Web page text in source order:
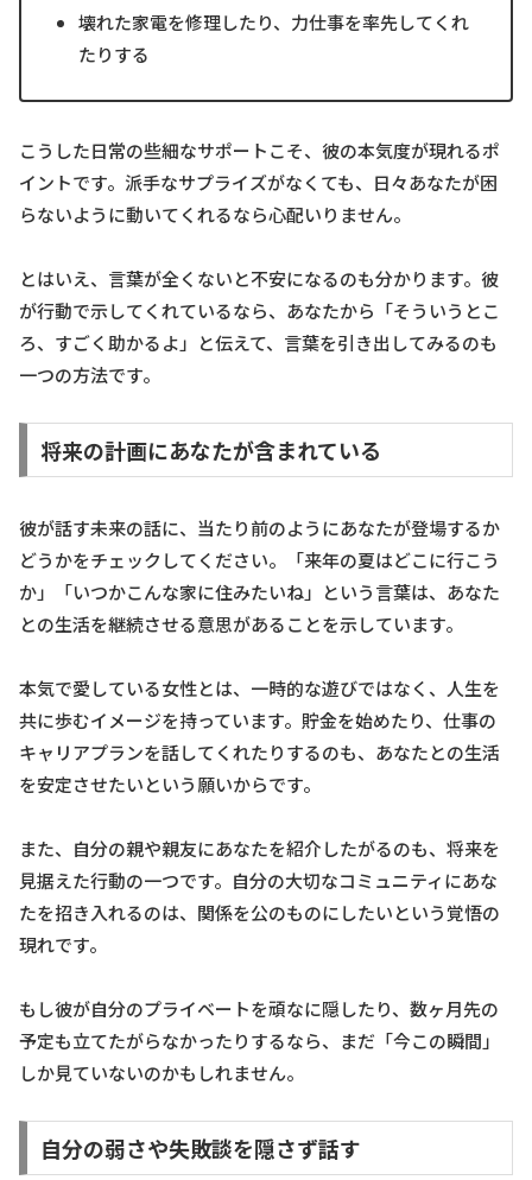
壊れた家電を修理したり、力仕事を率先してくれ
たりする
こうした日常の些細なサポートこそ、彼の本気度が現れるポ
イントです。派手なサプライズがなくても、日々あなたが困
らないように動いてくれるなら心配いりません。
とはいえ、言葉が全くないと不安になるのも分かります。彼
が行動で示してくれているなら、あなたから「そういうとこ
ろ、すごく助かるよ」と伝えて、言葉を引き出してみるのも
一つの方法です。
将来の計画にあなたが含まれている
彼が話す未来の話に、当たり前のようにあなたが登場するか
どうかをチェックしてください。「来年の夏はどこに行こう
か」「いつかこんな家に住みたいね」という言葉は、あなた
との生活を継続させる意思があることを示しています。
本気で愛している女性とは、一時的な遊びではなく、人生を
共に歩むイメージを持っています。貯金を始めたり、仕事の
キャリアプランを話してくれたりするのも、あなたとの生活
を安定させたいという願いからです。
また、自分の親や親友にあなたを紹介したがるのも、将来を
見据えた行動の一つです。自分の大切なコミュニティにあな
たを招き入れるのは、関係を公のものにしたいという覚悟の
現れです。
もし彼が自分のプライベートを頑なに隠したり、数ヶ月先の
予定も立てたがらなかったりするなら、まだ「今この瞬間」
しか見ていないのかもしれません。
自分の弱さや失敗談を隠さず話す